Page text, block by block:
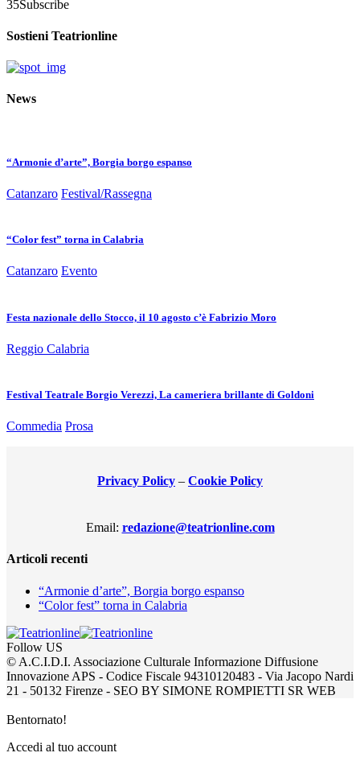
35Subscribe
Sostieni Teatrionline
News
“Armonie d’arte”, Borgia borgo espanso
Catanzaro Festival/Rassegna
“Color fest” torna in Calabria
Catanzaro Evento
Festa nazionale dello Stocco, il 10 agosto c’è Fabrizio Moro
Reggio Calabria
Festival Teatrale Borgio Verezzi, La cameriera brillante di Goldoni
Commedia Prosa
Privacy Policy – Cookie Policy
Email: redazione@teatrionline.com
Articoli recenti
“Armonie d’arte”, Borgia borgo espanso
“Color fest” torna in Calabria
Follow US
© A.C.I.D.I. Associazione Culturale Informazione Diffusione
Innovazione APS - Codice Fiscale 94310120483 - Via Jacopo Nardi
21 - 50132 Firenze - SEO BY SIMONE ROMPIETTI SR WEB
Bentornato!
Accedi al tuo account